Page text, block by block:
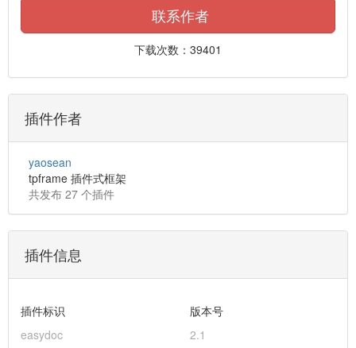
联系作者
下载次数：39401
插件作者
yaosean
tpframe 插件式框架
共发布 27 个插件
插件信息
插件标识
easydoc
版本号
2.1